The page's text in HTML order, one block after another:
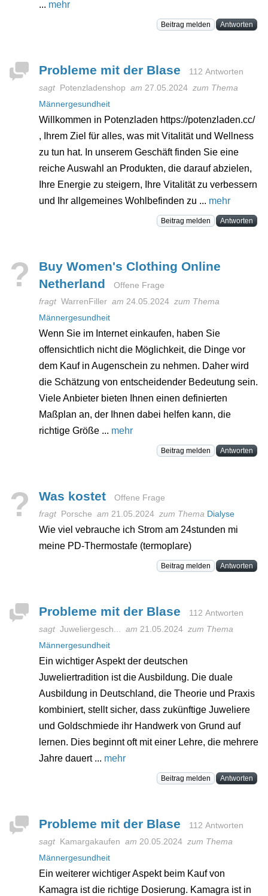
... mehr
Beitrag melden Antworten
Probleme mit der Blase
112 Antworten
sagt Potenzladenshop am 27.05.2024 zum Thema
Männergesundheit
Willkommen in Potenzladen https://potenzladen.cc/
, Ihrem Ziel für alles, was mit Vitalität und Wellness
zu tun hat. In unserem Geschäft finden Sie eine
reiche Auswahl an Produkten, die darauf abzielen,
Ihre Energie zu steigern, Ihre Vitalität zu verbessern
und Ihr allgemeines Wohlbefinden zu ... mehr
Beitrag melden Antworten
?
Buy Women's Clothing Online
Netherland
Offene Frage
fragt WarrenFiller am 24.05.2024 zum Thema
Männergesundheit
Wenn Sie im Internet einkaufen, haben Sie
offensichtlich nicht die Möglichkeit, die Dinge vor
dem Kauf in Augenschein zu nehmen. Daher wird
die Schätzung von entscheidender Bedeutung sein.
Viele Anbieter bieten Ihnen einen definierten
Maßplan an, der Ihnen dabei helfen kann, die
richtige Größe ... mehr
Beitrag melden Antworten
? Was kostet
Offene Frage
fragt Porsche am 21.05.2024 zum Thema Dialyse
Wie viel vebrauche ich Strom am 24stunden mi
meine PD-Thermostafe (termoplare)
Beitrag melden Antworten
Probleme mit der Blase
112 Antworten
sagt Juweliergesch... am 21.05.2024 zum Thema
Männergesundheit
Ein wichtiger Aspekt der deutschen
Juweliertradition ist die Ausbildung. Die duale
Ausbildung in Deutschland, die Theorie und Praxis
kombiniert, stellt sicher, dass zukünftige Juweliere
und Goldschmiede ihr Handwerk von Grund auf
lernen. Dies beginnt oft mit einer Lehre, die mehrere
Jahre dauert ... mehr
Beitrag melden Antworten
Probleme mit der Blase
112 Antworten
sagt Kamargakaufen am 20.05.2024 zum Thema
Männergesundheit
Ein weiterer wichtiger Aspekt beim Kauf von
Kamagra ist die richtige Dosierung. Kamagra ist in